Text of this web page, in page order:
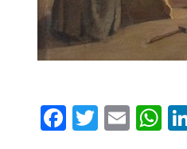
FacebookTwitterEmail